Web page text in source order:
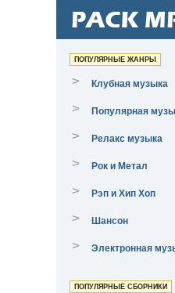
ПОПУЛЯРНЫЕ ЖАНРЫ
> Клубная музыка
> Популярная
> Релакс музыка
> Рок и Метал
> Рэп и Хип Хоп
> Шансон
> Электронная
ПОПУЛЯРНЫЕ СБОРНИКИ